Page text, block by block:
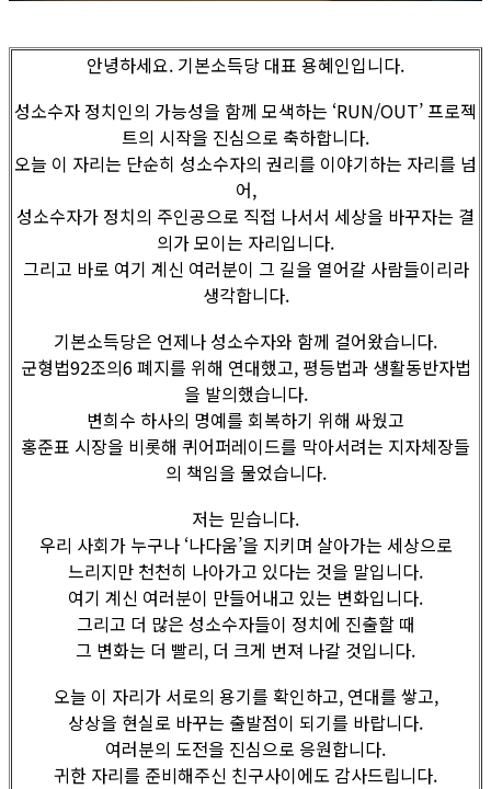
안녕하세요. 기본소득당 대표 용혜인입니다.
성소수자 정치인의 가능성을 함께 모색하는 ‘RUN/OUT’ 프로젝
트의 시작을 진심으로 축하합니다.
오늘 이 자리는 단순히 성소수자의 권리를 이야기하는 자리를 넘
어,
성소수자가 정치의 주인공으로 직접 나서서 세상을 바꾸자는 결
의가 모이는 자리입니다.
그리고 바로 여기 계신 여러분이 그 길을 열어갈 사람들이리라
생각합니다.
기본소득당은 언제나 성소수자와 함께 걸어왔습니다.
군형법92조의6 폐지를 위해 연대했고, 평등법과 생활동반자법
을 발의했습니다.
변희수 하사의 명예를 회복하기 위해 싸웠고
홍준표 시장을 비롯해 퀴어퍼레이드를 막아서려는 지자체장들
의 책임을 물었습니다.
저는 믿습니다.
우리 사회가 누구나 ‘나다움’을 지키며 살아가는 세상으로
느리지만 천천히 나아가고 있다는 것을 말입니다.
여기 계신 여러분이 만들어내고 있는 변화입니다.
그리고 더 많은 성소수자들이 정치에 진출할 때
그 변화는 더 빨리, 더 크게 번져 나갈 것입니다.
오늘 이 자리가 서로의 용기를 확인하고, 연대를 쌓고,
상상을 현실로 바꾸는 출발점이 되기를 바랍니다.
여러분의 도전을 진심으로 응원합니다.
귀한 자리를 준비해주신 친구사이에도 감사드립니다.